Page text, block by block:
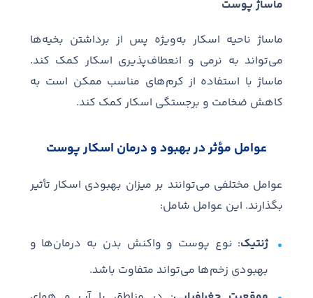
ماساژ پوست
ماساژ ناحیه اسکار به‌ویژه پس از برداشتن بخیه‌ها
می‌تواند به نرمی و انعطاف‌پذیری اسکار کمک کند.
ماساژ با استفاده از کرم‌های مناسب ممکن است به
کاهش ضخامت و برجستگی اسکار کمک کند.
عوامل مؤثر در بهبود و درمان اسکار پوست
عوامل مختلفی می‌توانند بر میزان بهبودی اسکار تأثیر
بگذارند. این عوامل شامل:
ژنتیک: نوع پوست و واکنش بدن به درمان‌ها و
بهبودی زخم‌ها می‌تواند متفاوت باشد.